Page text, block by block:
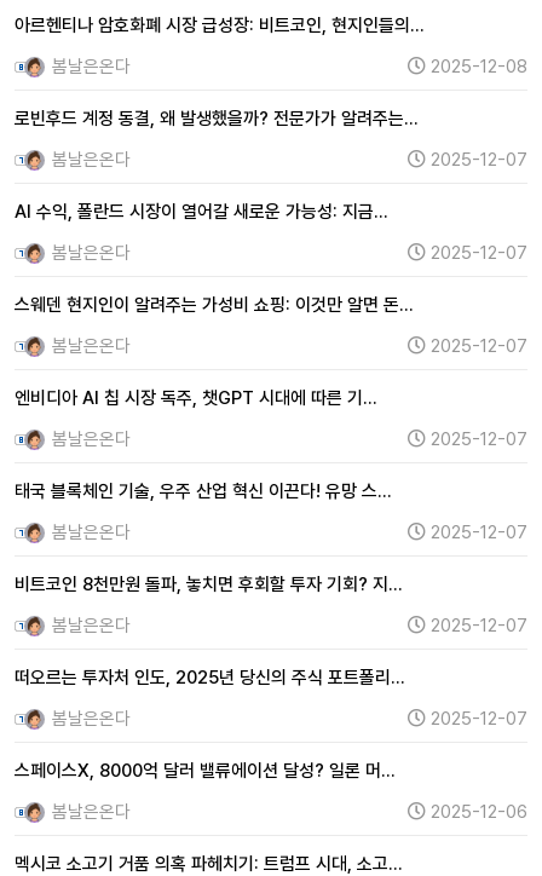
아르헨티나 암호화폐 시장 급성장: 비트코인, 현지인들의…
봄날은온다
2025-12-08
로빈후드 계정 동결, 왜 발생했을까? 전문가가 알려주는…
봄날은온다
2025-12-07
AI 수익, 폴란드 시장이 열어갈 새로운 가능성: 지금…
봄날은온다
2025-12-07
스웨덴 현지인이 알려주는 가성비 쇼핑: 이것만 알면 돈…
봄날은온다
2025-12-07
엔비디아 AI 칩 시장 독주, 챗GPT 시대에 따른 기…
봄날은온다
2025-12-07
태국 블록체인 기술, 우주 산업 혁신 이끈다! 유망 스…
봄날은온다
2025-12-07
비트코인 8천만원 돌파, 놓치면 후회할 투자 기회? 지…
봄날은온다
2025-12-07
떠오르는 투자처 인도, 2025년 당신의 주식 포트폴리…
봄날은온다
2025-12-07
스페이스X, 8000억 달러 밸류에이션 달성? 일론 머…
봄날은온다
2025-12-06
멕시코 소고기 거품 의혹 파헤치기: 트럼프 시대, 소고…